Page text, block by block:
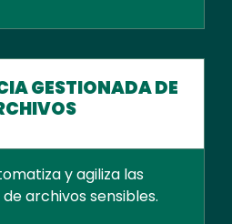
GESTIONADA DE
y agiliza las
archivos sensibles.